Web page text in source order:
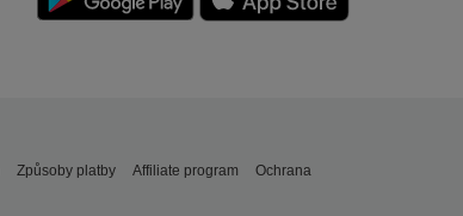
Způsoby platby Affiliate program
Ochrana